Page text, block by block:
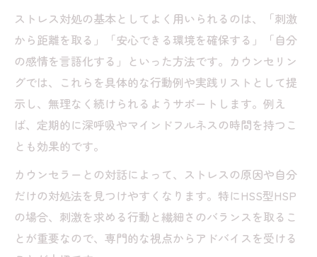
ストレス対処の基本としてよく用いられるのは、「刺激
から距離を取る」「安心できる環境を確保する」「自分
の感情を言語化する」といった方法です。カウンセリン
グでは、これらを具体的な行動例や実践リストとして提
示し、無理なく続けられるようサポートします。例え
ば、定期的に深呼吸やマインドフルネスの時間を持つこ
とも効果的です。
カウンセラーとの対話によって、ストレスの原因や自分
だけの対処法を見つけやすくなります。特にHSS型HSP
の場合、刺激を求める行動と繊細さのバランスを取るこ
とが重要なので、専門的な視点からアドバイスを受ける